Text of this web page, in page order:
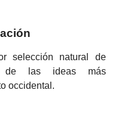
selección natural de
de las ideas más
occidental.